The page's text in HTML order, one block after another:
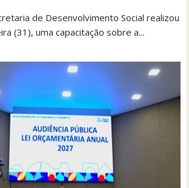
de Desenvolvimento Social realizou
(31), uma capacitação sobre a...